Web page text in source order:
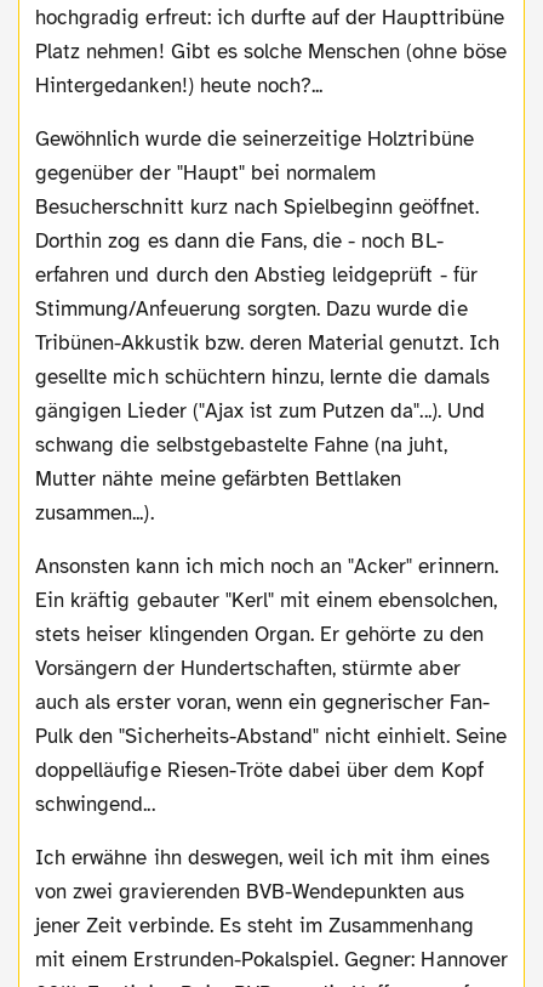
hochgradig erfreut: ich durfte auf der Haupttribüne
Platz nehmen! Gibt es solche Menschen (ohne böse
Hintergedanken!) heute noch?...
Gewöhnlich wurde die seinerzeitige Holztribüne
gegenüber der "Haupt" bei normalem
Besucherschnitt kurz nach Spielbeginn geöffnet.
Dorthin zog es dann die Fans, die - noch BL-
erfahren und durch den Abstieg leidgeprüft - für
Stimmung/Anfeuerung sorgten. Dazu wurde die
Tribünen-Akkustik bzw. deren Material genutzt. Ich
gesellte mich schüchtern hinzu, lernte die damals
gängigen Lieder ("Ajax ist zum Putzen da"...). Und
schwang die selbstgebastelte Fahne (na juht,
Mutter nähte meine gefärbten Bettlaken
zusammen...).
Ansonsten kann ich mich noch an "Acker" erinnern.
Ein kräftig gebauter "Kerl" mit einem ebensolchen,
stets heiser klingenden Organ. Er gehörte zu den
Vorsängern der Hundertschaften, stürmte aber
auch als erster voran, wenn ein gegnerischer Fan-
Pulk den "Sicherheits-Abstand" nicht einhielt. Seine
doppelläufige Riesen-Tröte dabei über dem Kopf
schwingend...
Ich erwähne ihn deswegen, weil ich mit ihm eines
von zwei gravierenden BVB-Wendepunkten aus
jener Zeit verbinde. Es steht im Zusammenhang
mit einem Erstrunden-Pokalspiel. Gegner: Hannover